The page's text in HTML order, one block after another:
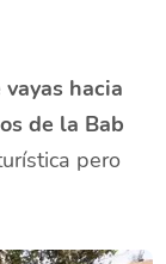
hacia
de la Bab
pero